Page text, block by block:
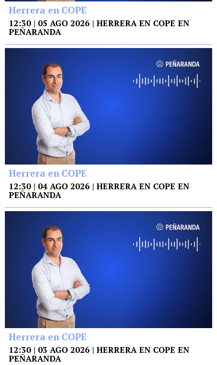
Herrera en COPE
12:30 | 05 AGO 2026 | HERRERA EN COPE EN
PEÑARANDA
Herrera en COPE
12:30 | 04 AGO 2026 | HERRERA EN COPE EN
PEÑARANDA
Herrera en COPE
12:30 | 03 AGO 2026 | HERRERA EN COPE EN
PEÑARANDA